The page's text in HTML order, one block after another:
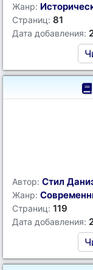
Жанр:
Страниц: 81
Дата добавления:
Автор: Стил
Жанр:
Страниц: 119
Дата добавления: